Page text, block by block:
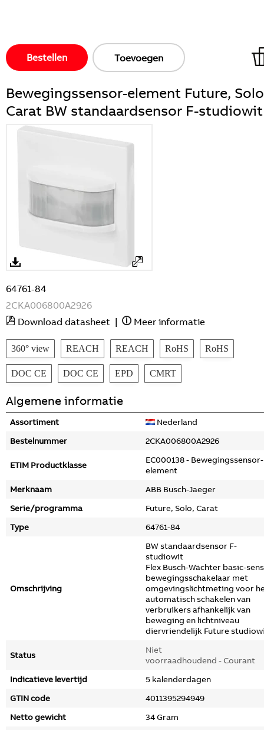
Bestellen Toevoegen
Bewegingssensor-element Future,
Carat BW standaardsensor F-studiowit
64761-84
2CKA006800A2926
Download datasheet | Meer informatie
360° view REACH REACH RoHS RoHS
DOC CE DOC CE EPD CMRT
Algemene informatie
Assortiment
Nederland
Bestelnummer
2CKA006800A2926
ETIM Productklasse
EC000138 - Bewegingssensor-
element
Merknaam
ABB Busch-Jaeger
Serie/programma
Future, Solo, Carat
Type
64761-84
Omschrijving
BW standaardsensor F-
studiowit
Flex Busch-Wächter basic-
bewegingsschakelaar met
omgevingslichtmeting voor
automatisch schakelen van
verbruikers afhankelijk van
beweging en lichtniveau
diervriendelijk Future
Status
Niet
voorraadhoudend - Courant
Indicatieve levertijd
5 kalenderdagen
GTIN code
4011395294949
Netto gewicht
34 Gram